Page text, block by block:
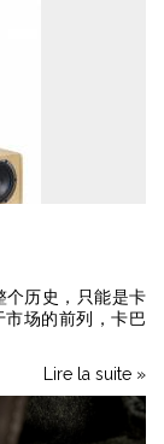
个历史，只能是卡
场的前列，卡巴
Lire la suite »